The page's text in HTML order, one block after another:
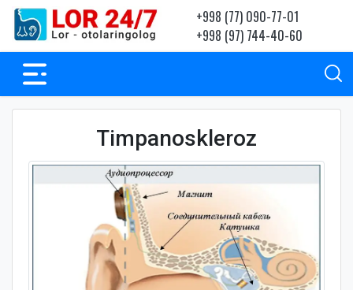
+998 (77) 090-77-01
+998 (97) 744-40-60
Timpanoskleroz